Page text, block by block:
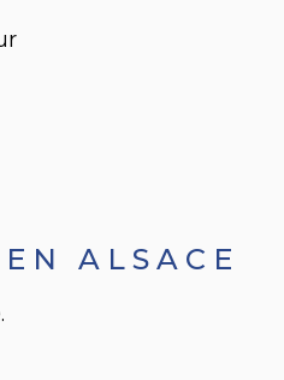
ALSACE